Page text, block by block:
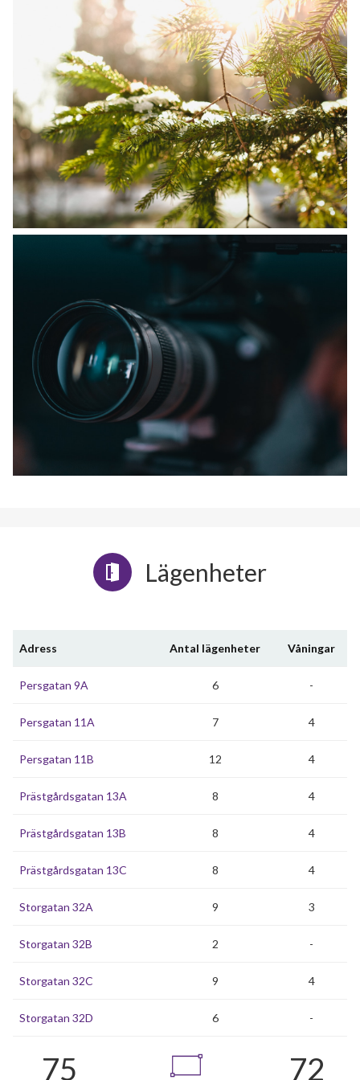
Lägenheter
Adress Antal lägenheter Våningar
Persgatan 9A 6 -
Persgatan 11A 7 4
Persgatan 11B 12 4
Prästgårdsgatan 13A 8 4
Prästgårdsgatan 13B 8 4
Prästgårdsgatan 13C 8 4
Storgatan 32A 9 3
Storgatan 32B 2 -
Storgatan 32C 9 4
Storgatan 32D 6 -